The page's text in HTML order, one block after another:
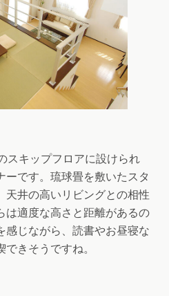
スキップフロアに設けられ
です。琉球畳を敷いたスタ
天井の高いリビングとの相性
は適度な高さと距離があるの
感じながら、読書やお昼寝な
きそうですね。